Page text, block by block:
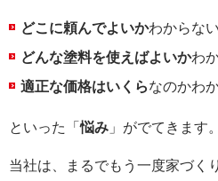
どこに頼んでよいかわからない
どんな塗料を使えばよいかわ
適正な価格はいくらなのかわ
といった「悩み 」がでてきます。
当社は、まるでもう一度家づく